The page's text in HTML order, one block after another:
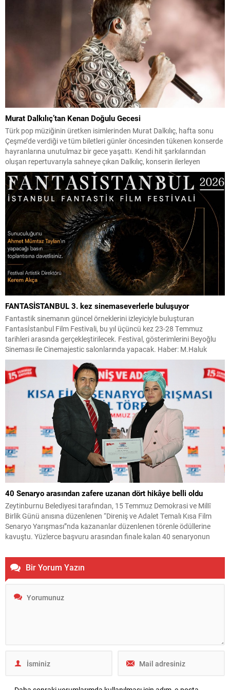
Murat Dalkılıç’tan Kenan Doğulu Gecesi
Türk pop müziğinin üretken isimlerinden Murat Dalkılıç, hafta sonu
Çeşme’de verdiği ve tüm biletleri günler öncesinden tükenen konserde
hayranlarına unutulmaz bir gece yaşattı. Kendi hit şarkılarından
oluşan repertuvarıyla sahneye çıkan Dalkılıç, konserin ilerleyen
dakikalarında Kenan Doğulu’nun sevilen şarkılarına da yer verdi.
Sanatçının bu sürpriz performansı izleyicilerden büyük alkış alırken,
konserden...
FANTASİSTANBUL 3. kez sinemaseverlerle buluşuyor
Fantastik sinemanın güncel örneklerini izleyiciyle buluşturan
Fantasİstanbul Film Festivali, bu yıl üçüncü kez 23-28 Temmuz
tarihleri arasında gerçekleştirilecek. Festival, gösterimlerini Beyoğlu
Sineması ile Cinemajestic salonlarında yapacak. Haber: M.Haluk
YALÇINKAYA Festivalin açılış günü olan 23 Temmuz Çarşamba,
Beyoğlu Sineması’nda saat 13.00’te düzenlenecek ikramın ardından,
saat 14.00’te Ahmet Mümtaz Taylan’ın sunumuyla ulusal...
40 Senaryo arasından zafere uzanan dört hikâye belli oldu
Zeytinburnu Belediyesi tarafından, 15 Temmuz Demokrasi ve Millî
Birlik Günü anısına düzenlenen “Direniş ve Adalet Temalı Kısa Film
Senaryo Yarışması”nda kazananlar düzenlenen törenle ödüllerine
kavuştu. Yüzlerce başvuru arasından finale kalan 40 senaryonun
sahnede buluşturdu. Haber: M.Haluk Yalçınkaya Zeytinburnu 15
Temmuz Meydanı’nda gerçekleştirilen...
Bir Yorum Yazın